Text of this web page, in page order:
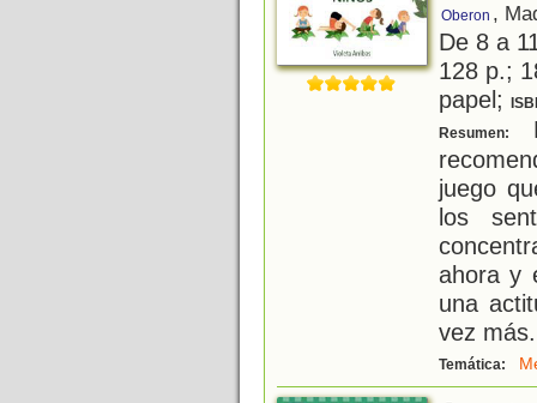
Oberon ,
De 8 a
128 p.;
papel;
Resumen:
juego
los
ahora y
una
vez más
Temática: